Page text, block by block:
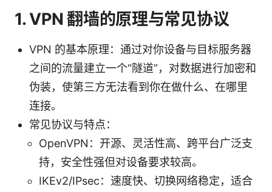
1. VPN 翻墙的原理与常见协议
VPN 的基本原理：通过对你设备与目标服务器
之间的流量建立一个“隧道”，对数据进行加密和
伪装，使第三方无法看到你在做什么、在哪里
连接。
常见协议与特点：
OpenVPN：开源、灵活性高、跨平台广泛支
持，安全性强但对设备要求较高。
IKEv2/IPsec：速度快、切换网络稳定，适合